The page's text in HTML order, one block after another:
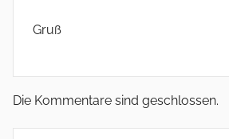
Gruß
Die Kommentare sind geschlossen.